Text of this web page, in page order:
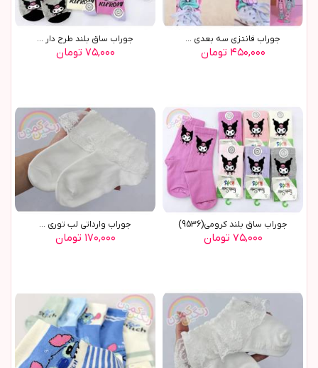
جوراب فانتزی سه بعدی ...
۴۵۰,۰۰۰ تومان
جوراب ساق بلند طرح دار ...
۷۵,۰۰۰ تومان
جوراب ساق بلند کرومي(9536)
۷۵,۰۰۰ تومان
جوراب وارداتي لب توري ...
۱۷۰,۰۰۰ تومان